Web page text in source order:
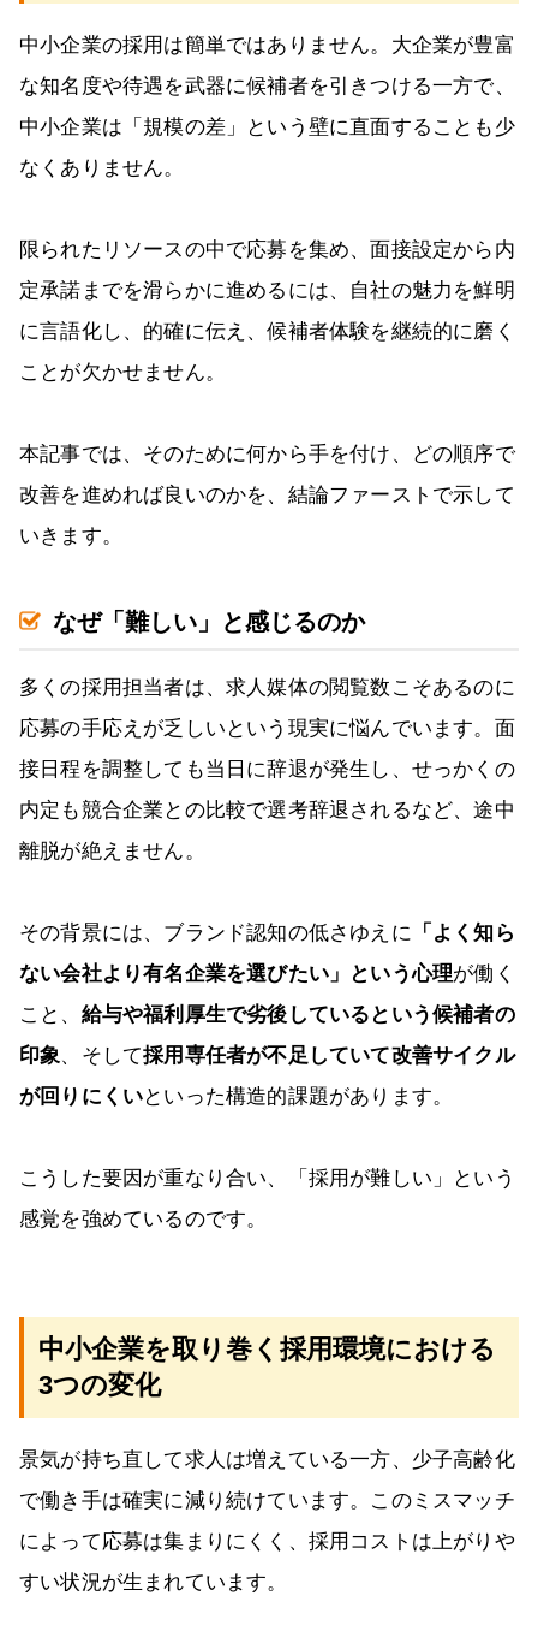
中小企業の採用は簡単ではありません。大企業が豊富
な知名度や待遇を武器に候補者を引きつける一方で、
中小企業は「規模の差」という壁に直面することも少
なくありません。
限られたリソースの中で応募を集め、面接設定から内
定承諾までを滑らかに進めるには、自社の魅力を鮮明
に言語化し、的確に伝え、候補者体験を継続的に磨く
ことが欠かせません。
本記事では、そのために何から手を付け、どの順序で
改善を進めれば良いのかを、結論ファーストで示して
いきます。
なぜ「難しい」と感じるのか
多くの採用担当者は、求人媒体の閲覧数こそあるのに
応募の手応えが乏しいという現実に悩んでいます。面
接日程を調整しても当日に辞退が発生し、せっかくの
内定も競合企業との比較で選考辞退されるなど、途中
離脱が絶えません。
その背景には、ブランド認知の低さゆえに 「よく知ら
ない会社より有名企業を選びたい」という心理が働く
こと、 給与や福利厚生で劣後しているという候補者の
印象、そして採用専任者が不足していて改善サイクル
が回りにくいといった構造的課題があります。
こうした要因が重なり合い、「採用が難しい」という
感覚を強めているのです。
中小企業を取り巻く採用環境における
3つの変化
景気が持ち直して求人は増えている一方、少子高齢化
で働き手は確実に減り続けています。このミスマッチ
によって応募は集まりにくく、採用コストは上がりや
すい状況が生まれています。